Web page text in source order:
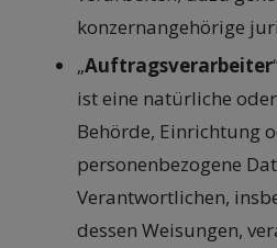
konzernangehörige
„Auftragsverarbeiter
ist eine natürliche
Behörde, Einrichtung
personenbezogene
Verantwortlichen,
dessen Weisungen,